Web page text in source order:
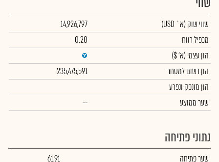
שווי שוק (א` USD)
14,926,797
מכפיל רווח
-0.20
הון עצמי (א' $)
הון רשום למסחר
235,475,591
הון מונפק ונפרע
שער ממוצע
--
נתוני פתיחה
שער פתיחה 61.91